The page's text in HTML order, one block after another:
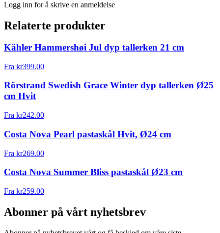
Logg inn for å skrive en anmeldelse
Relaterte produkter
Kähler Hammershøi Jul dyp tallerken 21 cm
Fra kr399.00
Rörstrand Swedish Grace Winter dyp tallerken Ø25
cm Hvit
Fra kr242.00
Costa Nova Pearl pastaskål Hvit, Ø24 cm
Fra kr269.00
Costa Nova Summer Bliss pastaskål Ø23 cm
Fra kr259.00
Abonner på vårt nyhetsbrev